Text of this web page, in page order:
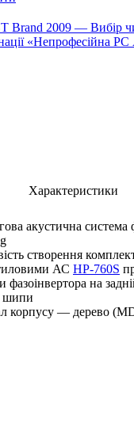
Brand 2009 — Вибір
«Непрофесійна
Характеристики
акустична система
створення
АС HP-760S
фазоінвертора на
шипи
корпусу — дерево